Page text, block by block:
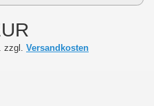
zzgl. Versandkosten